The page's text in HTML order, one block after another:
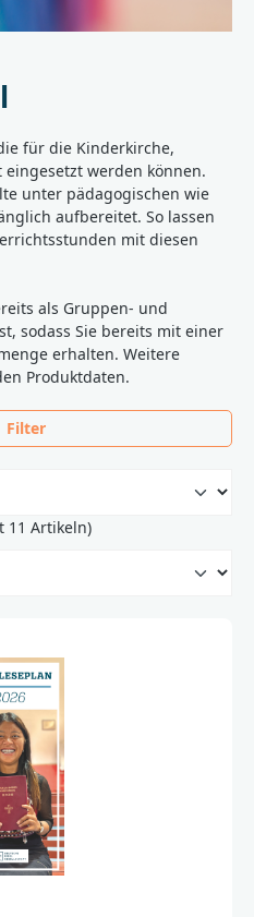
für die Kinderkirche,
werden können.
unter pädagogischen wie
aufbereitet. So lassen
mit diesen
als Gruppen- und
sodass Sie bereits mit einer
erhalten. Weitere
Produktdaten.
Filter
11 Artikeln)